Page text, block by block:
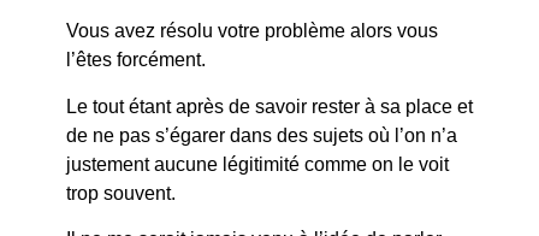
Vous avez résolu votre problème alors vous
l’êtes forcément.
Le tout étant après de savoir rester à sa place et
de ne pas s’égarer dans des sujets où l’on n’a
justement aucune légitimité comme on le voit
trop souvent.